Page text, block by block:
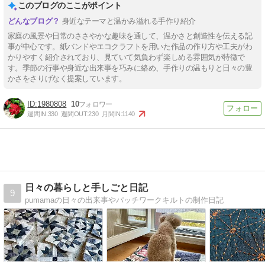
このブログのここがポイント
身近なテーマと温かみ溢れる手作り紹介
家庭の風景や日常のささやかな趣味を通して、温かさと創造性を伝える記
事が中心です。紙バンドやエコクラフトを用いた作品の作り方や工夫がわ
かりやすく紹介されており、見ていて気負わず楽しめる雰囲気が特徴で
す。季節の行事や身近な出来事を巧みに絡め、手作りの温もりと日々の豊
かさをさりげなく提案しています。
1980808 10
週間IN:330 週間OUT:230 月間IN:1140
9
日々の暮らしと手しごと日記
pumamaの日々の出来事やパッチワークキルトの制作日記